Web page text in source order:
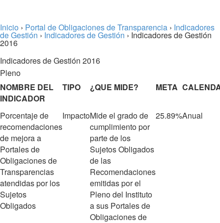
Inicio › Portal de Obligaciones de Transparencia › Indicadores
de Gestión › Indicadores de Gestión › Indicadores de Gestión
2016
Indicadores de Gestión 2016
Pleno
NOMBRE DEL
INDICADOR
TIPO ¿QUE MIDE? META
Porcentaje de
recomendaciones
de mejora a
Portales de
Obligaciones de
Transparencias
atendidas por los
Sujetos
Obligados
ImpactoMide el grado de
cumplimiento por
parte de los
Sujetos Obligados
de las
Recomendaciones
emitidas por el
Pleno del Instituto
a sus Portales de
Obligaciones de
25.89%Anual